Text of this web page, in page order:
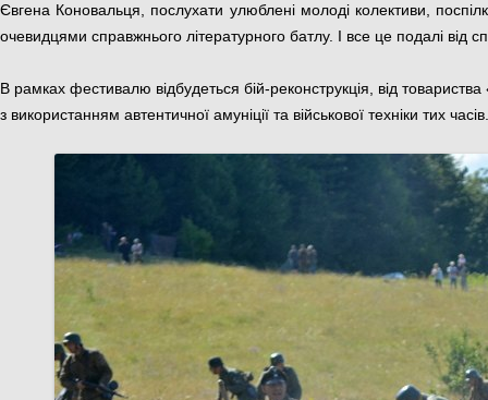
Євгена Коновальця, послухати улюблені молоді колективи,
очевидцями справжнього літературного батлу. І все це подалі від
В рамках фестивалю відбудеться бій-реконструкція, від
з використанням автентичної амуніції та військової техніки тих часів.